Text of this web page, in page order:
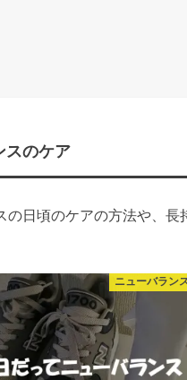
スのケア
の日頃のケアの方法や、長
ニューバラン